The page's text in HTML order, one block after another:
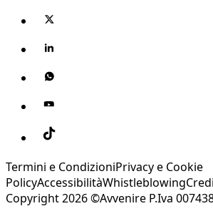
Termini e CondizioniPrivacy e Cookie
PolicyAccessibilitàWhistleblowing
Copyright 2026 ©Avvenire P.Iva